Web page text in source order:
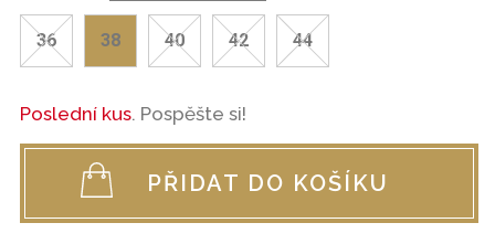
36 38 40 42 44
Poslední kus. Pospěšte si!
PŘIDAT DO KOŠÍKU